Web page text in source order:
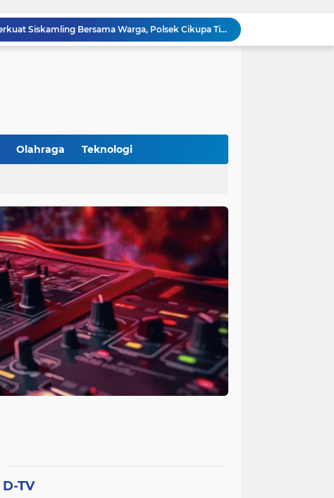
Aiptu Budiansyah Perkuat Siskamling Bersama Warga, Polsek Cikupa Tingkatkan Sinergi Jaga Kamtibmas
Polsek Cikupa Intensifkan Patroli Ops Cipkon KRYD, Antisipasi Gangguan Kamtibmas di Kawasan Citra Raya
Bhabinkamtibmas Polsek Cikupa Dorong Semangat Warga Lewat Program Polisi Peduli Pengangguran di Desa Cibadak
Olahraga Teknologi
D-TV